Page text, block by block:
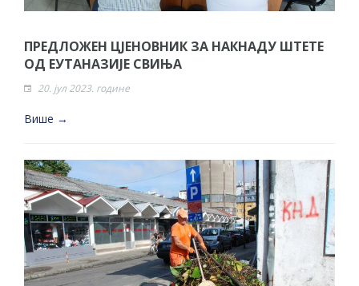
ПРЕДЛОЖЕН ЦЈЕНОВНИК ЗА НАКНАДУ ШТЕТЕ
ОД ЕУТАНАЗИЈЕ СВИЊА
20. јул 2023. године
Више →